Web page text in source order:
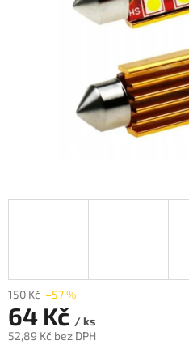
150 Kč –57 %
64 Kč / ks
52,89 Kč bez DPH